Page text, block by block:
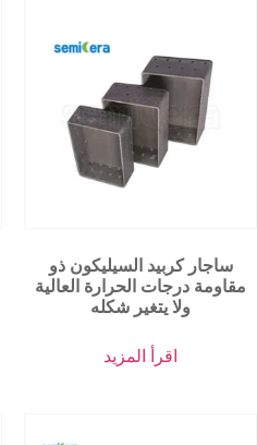
ساجار كربيد السيليكون ذو
مقاومة درجات الحرارة العالية
ولا يتغير شكله
اقرأ المزيد